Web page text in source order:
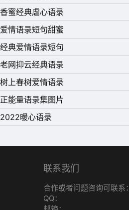
香蜜经典虐心语录
爱情语录短句甜蜜
经典爱情语录短句
老网抑云经典语录
树上春树爱情语录
正能量语录集图片
2022暖心语录
联系我们
合作或者问题咨询可联系：
QQ：